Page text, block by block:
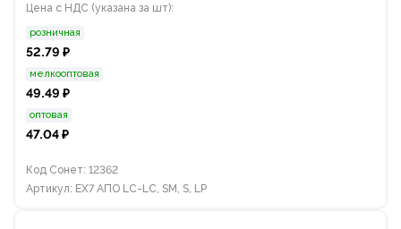
Цена с НДС (указана за шт):
розничная
52.79 ₽
мелкооптовая
49.49 ₽
оптовая
47.04 ₽
Код Сонет: 12362
Артикул: EX7 АПО LC-LC, SM, S, LP